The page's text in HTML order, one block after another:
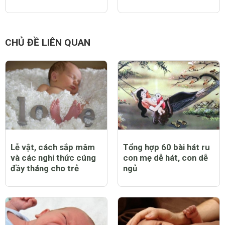
CHỦ ĐỀ LIÊN QUAN
Lễ vật, cách sắp mâm
và các nghi thức cúng
đầy tháng cho trẻ
Tổng hợp 60 bài hát ru
con mẹ dễ hát, con dễ
ngủ